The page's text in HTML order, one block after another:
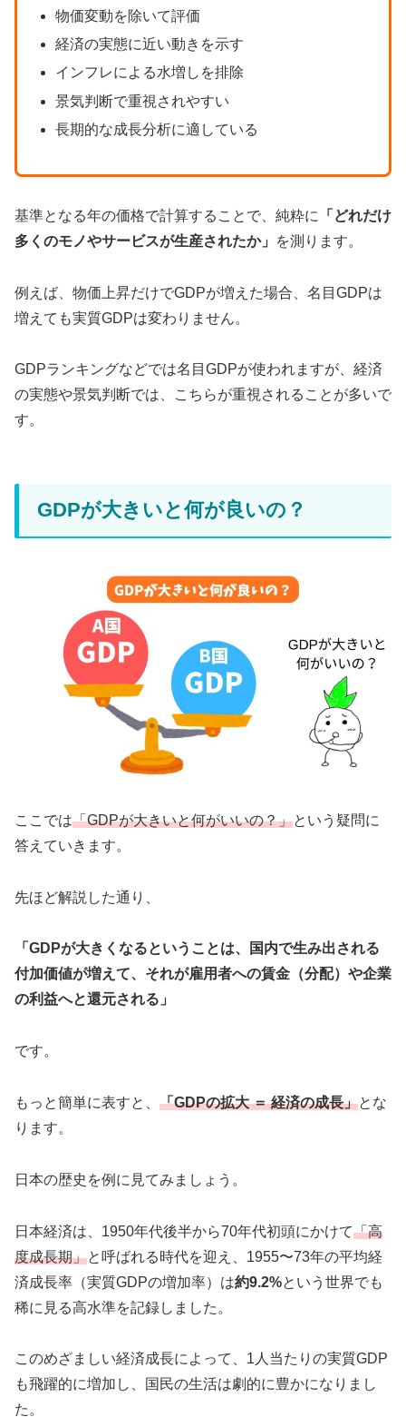
物価変動を除いて評価
経済の実態に近い動きを示す
インフレによる水増しを排除
景気判断で重視されやすい
長期的な成長分析に適している
基準となる年の価格で計算することで、純粋に
「どれだけ
多くのモノやサービスが生産されたか」
を測ります。
例えば、物価上昇だけでGDPが増えた場合、名目GDPは
増えても実質GDPは変わりません。
GDPランキングなどでは名目GDPが使われますが、経済
の実態や景気判断では、こちらが重視されることが多いで
す。
GDPが大きいと何が良いの？
ここでは「GDPが大きいと何がいいの？」という疑問に
答えていきます。
先ほど解説した通り、
「GDPが大きくなるということは、国内で生み出される
付加価値が増えて、それが雇用者への賃金（分配）や企業
の利益へと還元される」
です。
もっと簡単に表すと、 「GDPの拡大 ＝ 経済の成長」とな
ります。
日本の歴史を例に見てみましょう。
日本経済は、1950年代後半から70年代初頭にかけて「高
度成長期」と呼ばれる時代を迎え、1955〜73年の平均経
済成長率（実質GDPの増加率）は約9.2%という世界でも
稀に見る高水準を記録しました。
このめざましい経済成長によって、1人当たりの実質GDP
も飛躍的に増加し、国民の生活は劇的に豊かになりまし
た。